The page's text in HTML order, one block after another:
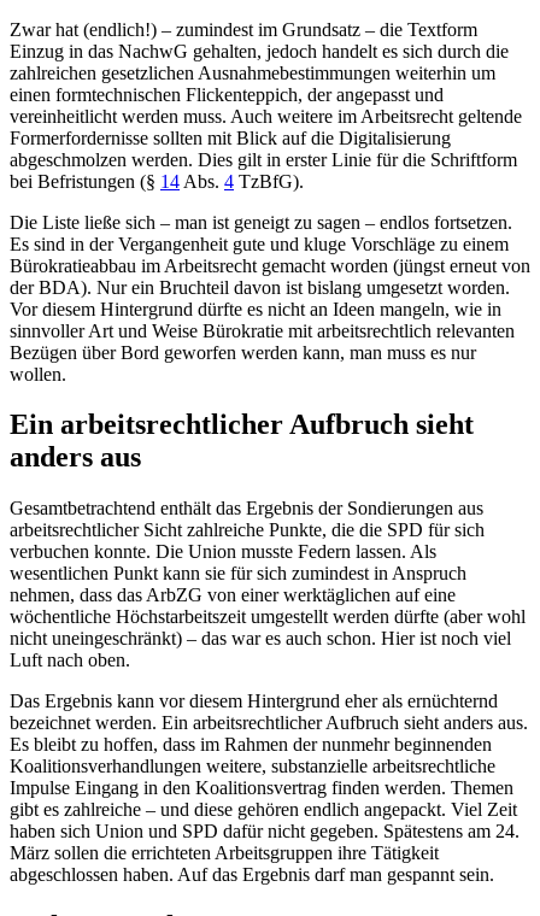
Zwar hat (endlich!) – zumindest im Grundsatz – die Textform
Einzug in das NachwG gehalten, jedoch handelt es sich durch die
zahlreichen gesetzlichen Ausnahmebestimmungen weiterhin um
einen formtechnischen Flickenteppich, der angepasst und
vereinheitlicht werden muss. Auch weitere im Arbeitsrecht geltende
Formerfordernisse sollten mit Blick auf die Digitalisierung
abgeschmolzen werden. Dies gilt in erster Linie für die Schriftform
bei Befristungen (§ 14 Abs. 4 TzBfG).
Die Liste ließe sich – man ist geneigt zu sagen – endlos fortsetzen.
Es sind in der Vergangenheit gute und kluge Vorschläge zu einem
Bürokratieabbau im Arbeitsrecht gemacht worden (jüngst erneut von
der BDA). Nur ein Bruchteil davon ist bislang umgesetzt worden.
Vor diesem Hintergrund dürfte es nicht an Ideen mangeln, wie in
sinnvoller Art und Weise Bürokratie mit arbeitsrechtlich relevanten
Bezügen über Bord geworfen werden kann, man muss es nur
wollen.
Ein arbeitsrechtlicher Aufbruch sieht
anders aus
Gesamtbetrachtend enthält das Ergebnis der Sondierungen aus
arbeitsrechtlicher Sicht zahlreiche Punkte, die die SPD für sich
verbuchen konnte. Die Union musste Federn lassen. Als
wesentlichen Punkt kann sie für sich zumindest in Anspruch
nehmen, dass das ArbZG von einer werktäglichen auf eine
wöchentliche Höchstarbeitszeit umgestellt werden dürfte (aber wohl
nicht uneingeschränkt) – das war es auch schon. Hier ist noch viel
Luft nach oben.
Das Ergebnis kann vor diesem Hintergrund eher als ernüchternd
bezeichnet werden. Ein arbeitsrechtlicher Aufbruch sieht anders aus.
Es bleibt zu hoffen, dass im Rahmen der nunmehr beginnenden
Koalitionsverhandlungen weitere, substanzielle arbeitsrechtliche
Impulse Eingang in den Koalitionsvertrag finden werden. Themen
gibt es zahlreiche – und diese gehören endlich angepackt. Viel Zeit
haben sich Union und SPD dafür nicht gegeben. Spätestens am 24.
März sollen die errichteten Arbeitsgruppen ihre Tätigkeit
abgeschlossen haben. Auf das Ergebnis darf man gespannt sein.